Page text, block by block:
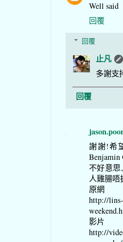
Well said
回覆
回覆
止凡
多謝支
回覆
謝謝!希
Benjamin
不好意
人雞腸唔
原網
http://lins-
影片
http://